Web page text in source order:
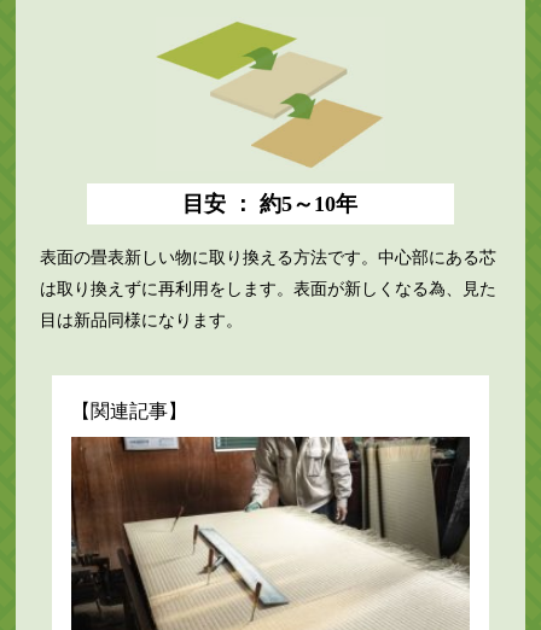
目安 ： 約5～10年
表面の畳表新しい物に取り換える方法です。中心部にある芯
は取り換えずに再利用をします。表面が新しくなる為、見た
目は新品同様になります。
【関連記事】